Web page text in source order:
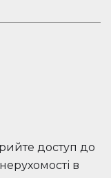
будь-коли.
та отримуйте
доступ до
в